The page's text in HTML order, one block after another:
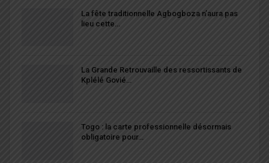
La fête traditionnelle Agbogboza n’aura pas
lieu cette…
La Grande Retrouvaille des ressortissants de
Kplélé Govié…
Togo : la carte professionnelle désormais
obligatoire pour…